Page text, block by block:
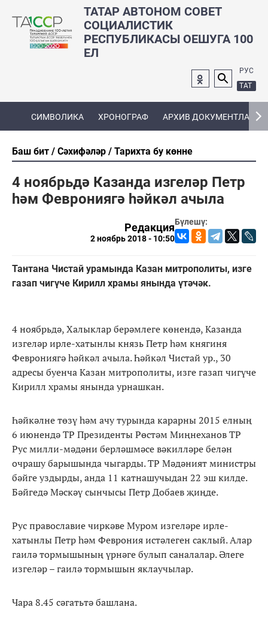
ТАТАР АВТОНОМ СОВЕТ
СОЦИАЛИСТИК
РЕСПУБЛИКАСЫ ОЕШУГА 100
ЕЛ
РУС
ТАТ
СИМВОЛИКА ХРОНОГРАФ АРХИВ ДОКУМЕНТЛАРЫ
Баш бит Сәхифәләр Тарихта бу көнне
4 ноябрьдә Казанда изгеләр Петр
һәм Феврониягә һәйкәл ачыла
Бүлешү:
Редакция
2 ноябрь 2018 - 10:50
Тантана Чистай урамында Казан митрополиты, изге
газап чигүче Кирилл храмы янында үтәчәк.
4 ноябрьдә, Халыклар берәмлеге көнендә, Казанда
изгеләр ирле-хатынлы князь Петр һәм княгиня
Феврониягә һәйкәл ачыла. Һәйкәл Чистай ур., 30
адресы буенча Казан митрополиты, изге газап чигүче
Кирилл храмы янында урнашкан.
Һәйкәлне төзү һәм ачу турында карарны 2015 елның
6 июнендә ТР Президенты Рөстәм Миңнеханов ТР
Рус милли-мәдәни берләшмәсе вәкилләре белән
очрашу барышында чыгарды. ТР Мәдәният министры
бәйге уздырды, анда 11 катнашучыдан 22 эш килде.
Бәйгедә Мәскәү сынчысы Петр Добаев җиңде.
Рус православие чиркәве Муром изгеләре ирле-
хатынлы Петр һәм Феврония истәлеген саклый. Алар
гаилә тормышының үрнәге булып саналалар. Әлеге
изгеләр – гаилә тормышын яклаучылар.
Чара 8.45 сәгатьтә башлана.